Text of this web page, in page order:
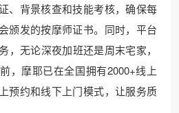
、背景核查和技能考核，确保每
颁发的按摩师证书。同时，平台
，无论深夜加班还是周末宅家，
，摩耶已在全国拥有2000+线上
预约和线下上门模式，让服务质